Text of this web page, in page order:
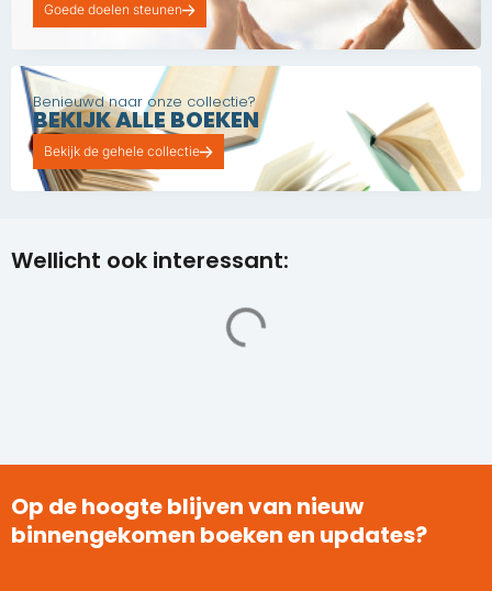
Goede doelen steunen
Benieuwd naar onze collectie?
BEKIJK ALLE BOEKEN
Bekijk de gehele collectie
Wellicht ook interessant:
Op de hoogte blijven van nieuw
binnengekomen boeken en updates?